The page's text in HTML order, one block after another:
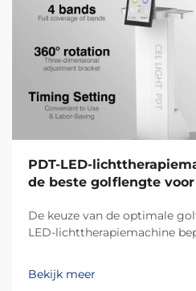
PDT-LED-
de beste golflengte
De keuze van de optimale
LED-lichttherapiemachine
klanten. Verschillende
verschillende dieptes in de
Bekijk meer